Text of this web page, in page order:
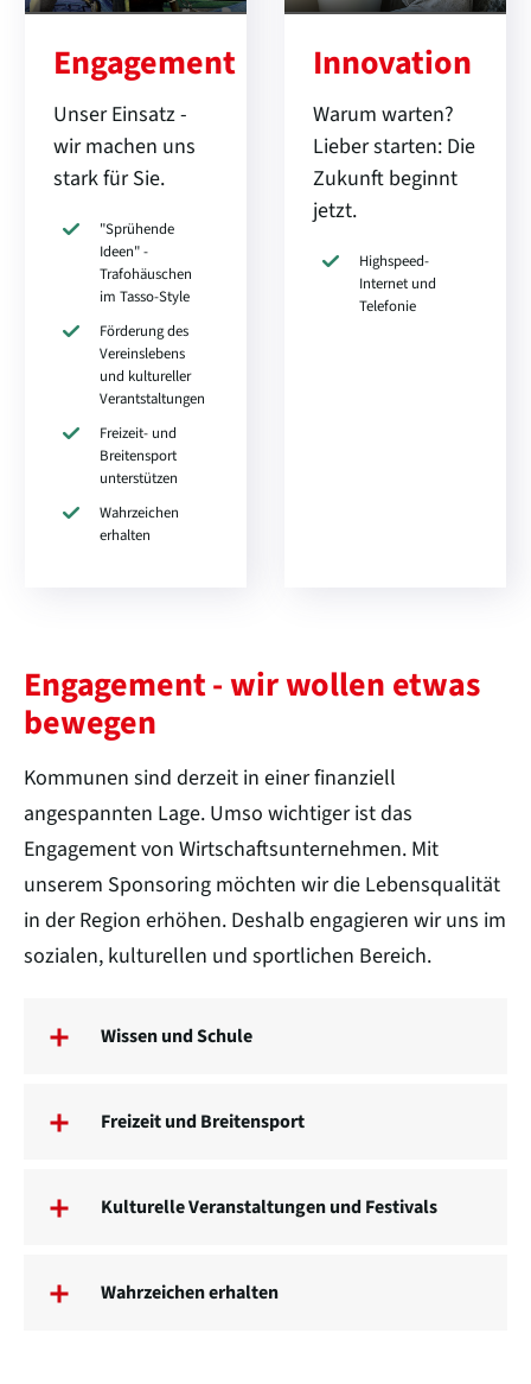
Engagement
Unser Einsatz -
wir machen uns
stark für Sie.
"Sprühende
Ideen" -
Trafohäuschen
im Tasso-Style
Förderung des
Vereinslebens
und kultureller
Verantstaltungen
Freizeit- und
Breitensport
unterstützen
Wahrzeichen
erhalten
Innovation
Warum warten?
Lieber starten: Die
Zukunft beginnt
jetzt.
Highspeed-
Internet und
Telefonie
Engagement - wir wollen etwas
bewegen
Kommunen sind derzeit in einer finanziell
angespannten Lage. Umso wichtiger ist das
Engagement von Wirtschaftsunternehmen. Mit
unserem Sponsoring möchten wir die Lebensqualität
in der Region erhöhen. Deshalb engagieren wir uns im
sozialen, kulturellen und sportlichen Bereich.
Wissen und Schule
Freizeit und Breitensport
Kulturelle Veranstaltungen und Festivals
Wahrzeichen erhalten